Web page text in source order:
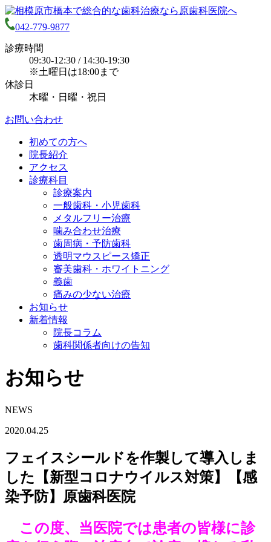
042-779-9877
診療時間
09:30-12:30 / 14:30-19:30
※土曜日は18:00まで
休診日
木曜・日曜・祝日
お問い合わせ
初めての方へ
院長紹介
アクセス
診療科目
診療案内
一般歯科・小児歯科
メタルフリー治療
噛み合わせ治療
歯周病・予防歯科
透明マウスピース矯正
審美歯科・ホワイトニング
義歯
痛みの少ない治療
お知らせ
新着情報
院長コラム
歯科関係者向けの告知
お知らせ
NEWS
2020.04.25
フェイスシールドを作製して導入しま
した【新型コロナウイルス対策】【感
染予防】原歯科医院
この度、当医院では患者の皆様に診